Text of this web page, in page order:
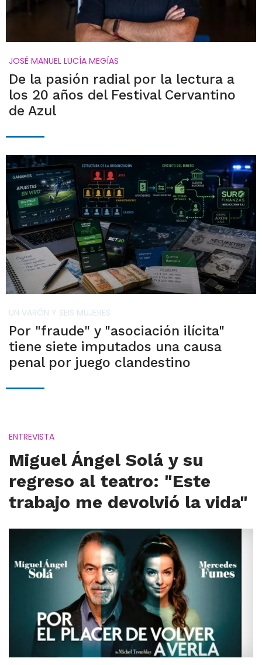
JOSÉ MANUEL LUCÍA MEGÍAS
De la pasión radial por la lectura a
los 20 años del Festival Cervantino
de Azul
UN VARÓN Y SEIS MUJERES
Por "fraude" y "asociación ilícita"
tiene siete imputados una causa
penal por juego clandestino
ENTREVISTA
Miguel Ángel Solá y su
regreso al teatro: "Este
trabajo me devolvió la vida"